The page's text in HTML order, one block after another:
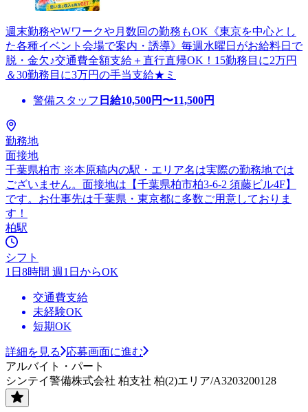
週末勤務やWワークや月数回の勤務もOK《東京を中心とし
た各種イベント会場で案内・誘導》毎週水曜日がお給料日で
脱・金欠♪交通費全額支給＋直行直帰OK！15勤務目に2万円
＆30勤務目に3万円の手当支給★ミ
警備スタッフ 日給10,500円〜11,500円
勤務地
面接地
千葉県柏市 ※本原稿内の駅・エリア名は実際の勤務地では
ございません。面接地は【千葉県柏市柏3-6-2 須藤ビル4F】
です。お仕事先は千葉県・東京都に多数ご用意しておりま
す！
柏駅
シフト
1日8時間 週1日からOK
交通費支給
未経験OK
短期OK
詳細を見る
応募画面に進む
アルバイト・パート
シンテイ警備株式会社 柏支社 柏(2)エリア/A3203200128